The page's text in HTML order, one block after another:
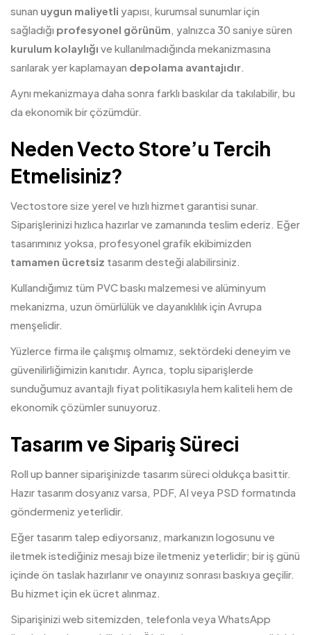
sunan uygun maliyetli yapısı, kurumsal sunumlar için
sağladığı profesyonel görünüm, yalnızca 30 saniye süren
kurulum kolaylığı ve kullanılmadığında mekanizmasına
sarılarak yer kaplamayan depolama avantajıdır.
Aynı mekanizmaya daha sonra farklı baskılar da takılabilir, bu
da ekonomik bir çözümdür.
Neden Vecto Store’u Tercih
Etmelisiniz?
Vectostore size yerel ve hızlı hizmet garantisi sunar.
Siparişlerinizi hızlıca hazırlar ve zamanında teslim ederiz. Eğer
tasarımınız yoksa, profesyonel grafik ekibimizden
tamamen ücretsiz tasarım desteği alabilirsiniz.
Kullandığımız tüm PVC baskı malzemesi ve alüminyum
mekanizma, uzun ömürlülük ve dayanıklılık için Avrupa
menşelidir.
Yüzlerce firma ile çalışmış olmamız, sektördeki deneyim ve
güvenilirliğimizin kanıtıdır. Ayrıca, toplu siparişlerde
sunduğumuz avantajlı fiyat politikasıyla hem kaliteli hem de
ekonomik çözümler sunuyoruz.
Tasarım ve Sipariş Süreci
Roll up banner siparişinizde tasarım süreci oldukça basittir.
Hazır tasarım dosyanız varsa, PDF, AI veya PSD formatında
göndermeniz yeterlidir.
Eğer tasarım talep ediyorsanız, markanızın logosunu ve
iletmek istediğiniz mesajı bize iletmeniz yeterlidir; bir iş günü
içinde ön taslak hazırlanır ve onayınız sonrası baskıya geçilir.
Bu hizmet için ek ücret alınmaz.
Siparişinizi web sitemizden, telefonla veya WhatsApp